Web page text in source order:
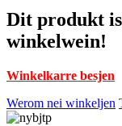
Dit produkt is
winkelwein!
Winkelkarre besjen
Werom nei winkeljen